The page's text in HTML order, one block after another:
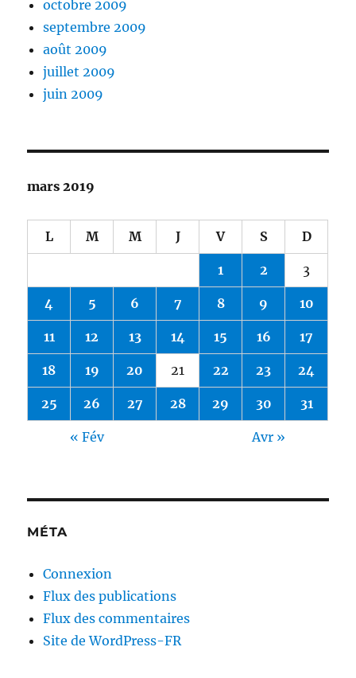
octobre 2009
septembre 2009
août 2009
juillet 2009
juin 2009
mars 2019
L M M J V S D
1 2 3
4 5 6 7 8 9 10
11 12 13 14 15 16 17
18 19 20 21 22 23 24
25 26 27 28 29 30 31
« Fév Avr »
MÉTA
Connexion
Flux des publications
Flux des commentaires
Site de WordPress-FR